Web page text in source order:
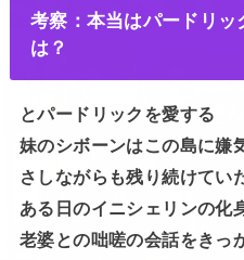
考察：本当はパードリ
は？
とパードリックを愛する
妹のシボーンはこの島に嫌
さしながらも残り続けてい
ある日のイニシェリンの化
老婆との咄嗟の会話をきっ